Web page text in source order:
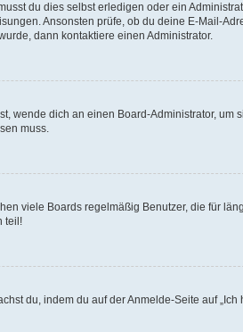
du dies selbst erledigen oder ein
Ansonsten prüfe, ob du deine E-Mail-
dann kontaktiere einen Administrator.
wende dich an einen Board-Administrator, um
muss.
viele Boards regelmäßig Benutzer, die für
teil!
du, indem du auf der Anmelde-Seite auf „Ich